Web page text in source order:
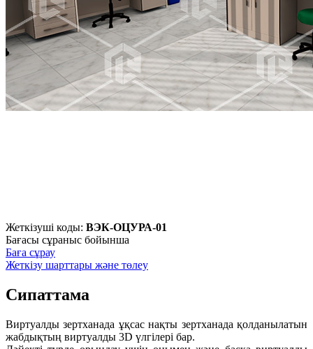
Жеткізуші коды: ВЭК-ОЦУРА-01
Бағасы сұраныс бойынша
Баға сұрау
Жеткізу шарттары және төлеу
Сипаттама
Виртуалды зертханада ұқсас нақты зертханада қолданылатын
жабдықтың виртуалды 3D үлгілері бар.